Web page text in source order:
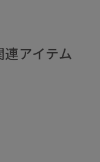
アイテム